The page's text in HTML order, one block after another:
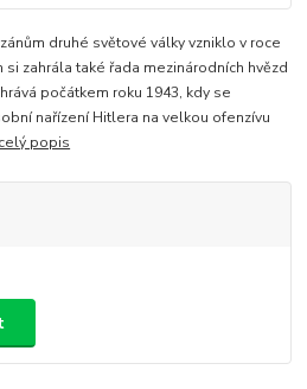
druhé světové války vzniklo v roce
zahrála také řada mezinárodních hvězd
počátkem roku 1943, kdy se
nařízení Hitlera na velkou ofenzívu
celý popis